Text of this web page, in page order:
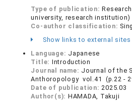
Type of publication:
university, research institution)
Co-author classification:
Show links to external sites
Language: Japanese
Title: Introduction
Journal name: Journal of the
Anthoropology vol.41 (p.22 -
Date of publication:2025.03
Author(s): HAMADA, Takuji